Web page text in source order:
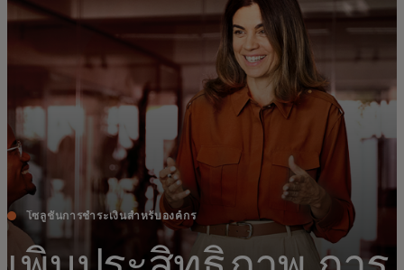
สำหรับผู้สร้างนวัตกรรม
ข่าวสารและแนวโน้ม
โซลูชันการชำระเงินสำหรับองค์กร